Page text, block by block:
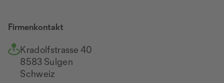
Firmenkontakt
Kradolfstrasse 40
8583 Sulgen
Schweiz